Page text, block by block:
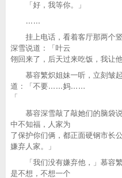
「好，我等你。」
……
挂上电话，看着客厅那两个竖
深雪说道：「叶云
翎回来了，后天过来吃饭，我让
慕容繁炽姐妹一听，立刻皱起
道：「不要……妈……
「
慕容深雪敲了敲她们的脑袋说
中不知福，人家为
了保护你们俩，都正面硬钢市长
嫌弃人家。」
「我们没有嫌弃他，」慕容繁
是不想，不想一个